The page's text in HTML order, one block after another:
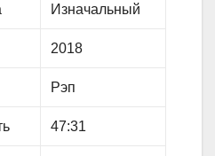
Изначальный
2018
Рэп
47:31